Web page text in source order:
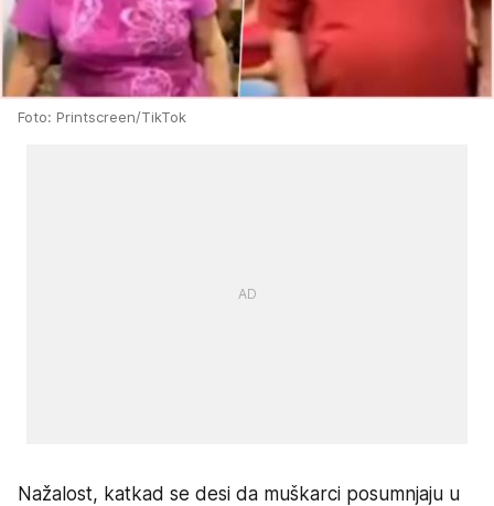
Foto: Printscreen/TikTok
Nažalost, katkad se desi da muškarci posumnjaju u